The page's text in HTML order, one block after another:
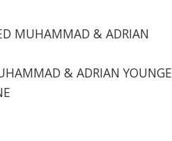
MUHAMMAD & ADRIAN
& ADRIAN YOUNGE